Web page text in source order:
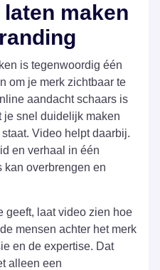
maken
is tegenwoordig één
om je merk zichtbaar te
aandacht schaars is
je snel duidelijk maken
Video helpt daarbij.
en verhaal in één
kan overbrengen en
geeft, laat video zien hoe
mensen achter het merk
en de expertise. Dat
alleen een